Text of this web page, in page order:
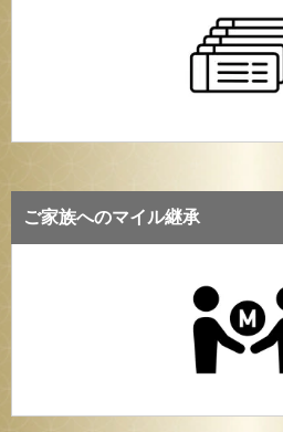
ご家族へのマイル継承